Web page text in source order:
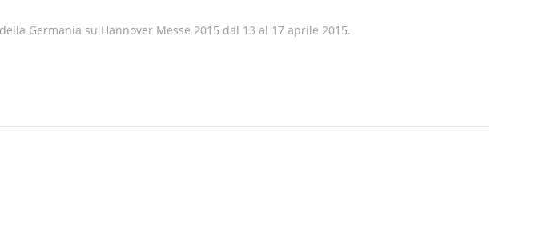
Germania su Hannover Messe 2015 dal 13 al 17 aprile 2015.